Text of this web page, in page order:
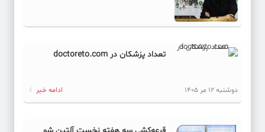
تعداد پزشکان در doctoreto.com
دوشنبه 12 مر 1405 ادامه خبر